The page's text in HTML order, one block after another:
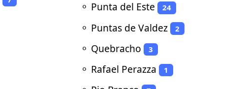
⚬ Punta del Este 24
⚬ Puntas de Valdez 2
⚬ Quebracho 3
⚬ Rafael Perazza 1